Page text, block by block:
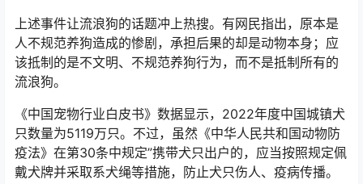
上述事件让流浪狗的话题冲上热搜。有网民指出，原本是
人不规范养狗造成的惨剧，承担后果的却是动物本身；应
该抵制的是不文明、不规范养狗行为，而不是抵制所有的
流浪狗。
《中国宠物行业白皮书》数据显示，2022年度中国城镇犬
只数量为5119万只。不过，虽然《中华人民共和国动物防
疫法》在第30条中规定”携带犬只出户的，应当按照规定佩
戴犬牌并采取系犬绳等措施，防止犬只伤人、疫病传播。